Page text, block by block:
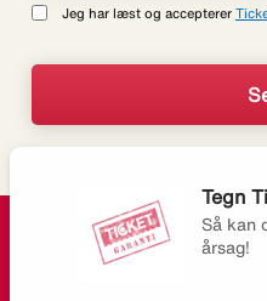
Jeg har læst og accepterer
Tegn
Så kan
årsag!